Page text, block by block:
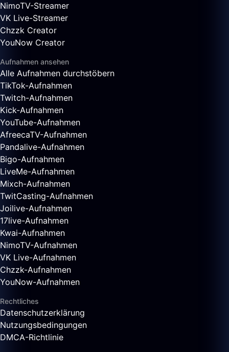
NimoTV-Streamer
VK Live-Streamer
Chzzk Creator
YouNow Creator
Aufnahmen ansehen
Alle Aufnahmen durchstöbern
TikTok-Aufnahmen
Twitch-Aufnahmen
Kick-Aufnahmen
YouTube-Aufnahmen
AfreecaTV-Aufnahmen
Pandalive-Aufnahmen
Bigo-Aufnahmen
LiveMe-Aufnahmen
Mixch-Aufnahmen
TwitCasting-Aufnahmen
Joilive-Aufnahmen
17live-Aufnahmen
Kwai-Aufnahmen
NimoTV-Aufnahmen
VK Live-Aufnahmen
Chzzk-Aufnahmen
YouNow-Aufnahmen
Rechtliches
Datenschutzerklärung
Nutzungsbedingungen
DMCA-Richtlinie